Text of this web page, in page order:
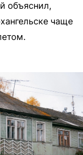
объяснил,
чаще